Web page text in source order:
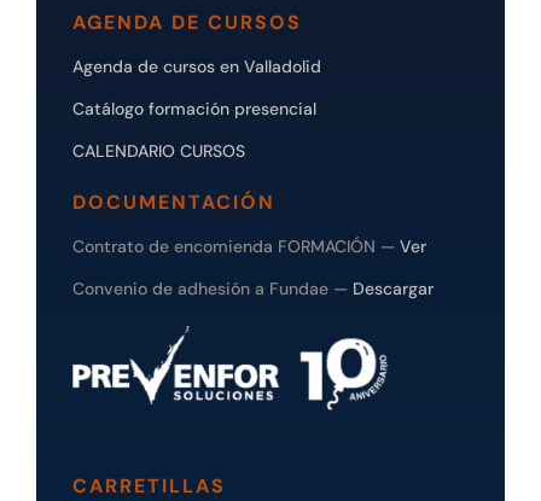
AGENDA DE CURSOS
Agenda de cursos en Valladolid
Catálogo formación presencial
CALENDARIO CURSOS
DOCUMENTACIÓN
Contrato de encomienda FORMACIÓN — Ver
Convenio de adhesión a Fundae — Descargar
CARRETILLAS